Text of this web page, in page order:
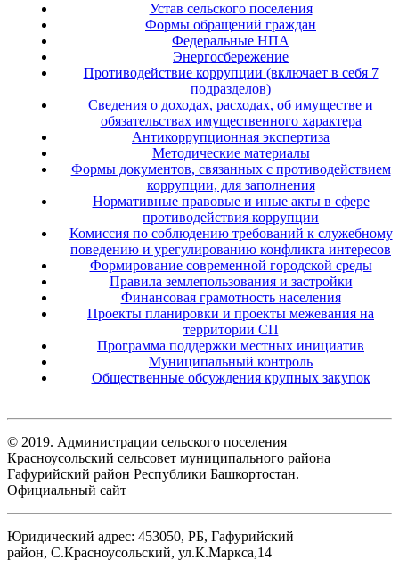
Устав сельского поселения
Формы обращений граждан
Федеральные НПА
Энергосбережение
Противодействие коррупции (включает в себя 7
подразделов)
Сведения о доходах, расходах, об имуществе и
обязательствах имущественного характера
Антикоррупционная экспертиза
Методические материалы
Формы документов, связанных с противодействием
коррупции, для заполнения
Нормативные правовые и иные акты в сфере
противодействия коррупции
Комиссия по соблюдению требований к служебному
поведению и урегулированию конфликта интересов
Формирование современной городской среды
Правила землепользования и застройки
Финансовая грамотность населения
Проекты планировки и проекты межевания на
территории СП
Программа поддержки местных инициатив
Муниципальный контроль
Общественные обсуждения крупных закупок
© 2019. Администрации сельского поселения
Красноусольский сельсовет муниципального района
Гафурийский район Республики Башкортостан.
Официальный сайт
Юридический адрес: 453050, РБ, Гафурийский
район, С.Красноусольский, ул.К.Маркса,14